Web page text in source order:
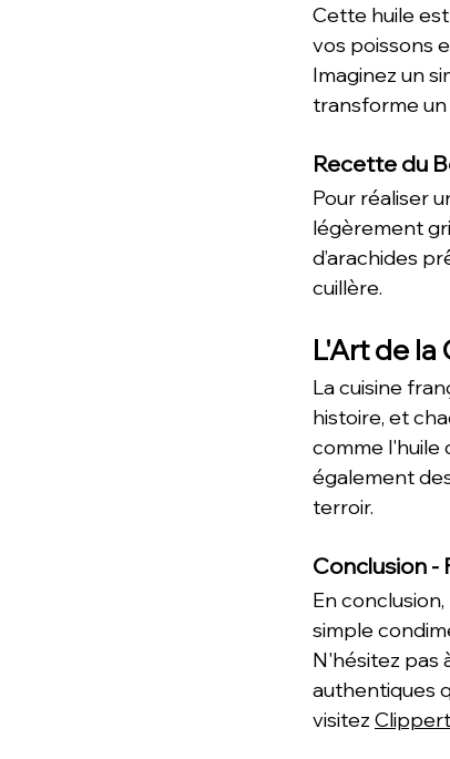
Cette huile
vos poissons
Imaginez un
transforme
Recette du
Pour réaliser
légèrement
d’arachides
cuillère.
L'Art de la
La cuisine
histoire, et
comme l'huile
également
terroir.
Conclusion -
En
simple
N'hésitez pas
authentiques
visitez